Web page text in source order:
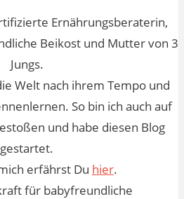
Ernährungsberaterin,
Beikost und Mutter von 3
Jungs.
Welt nach ihrem Tempo und
So bin ich auch auf
und habe diesen Blog
gestartet.
erfährst Du hier.